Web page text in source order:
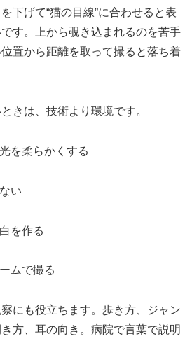
下げて“猫の目線”に合わせると表
す。上から覗き込まれるのを苦手
置から距離を取って撮ると落ち着
きは、技術より環境です。
を柔らかくする
い
を作る
ムで撮る
にも役立ちます。歩き方、ジャン
方、耳の向き。病院で言葉で説明